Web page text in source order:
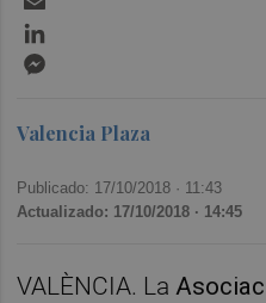
Valencia Plaza
Publicado: 17/10/2018 · 11:43
Actualizado: 17/10/2018 · 14:45
VALÈNCIA. La